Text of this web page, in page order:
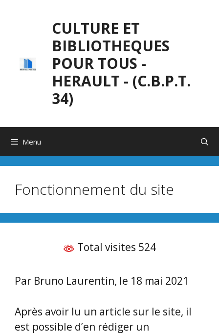
CULTURE ET
BIBLIOTHEQUES
POUR TOUS -
HERAULT - (C.B.P.T.
34)
Menu
Fonctionnement du site
Total visites 524
Par Bruno Laurentin, le 18 mai 2021
Après avoir lu un article sur le site, il
est possible d’en rédiger un